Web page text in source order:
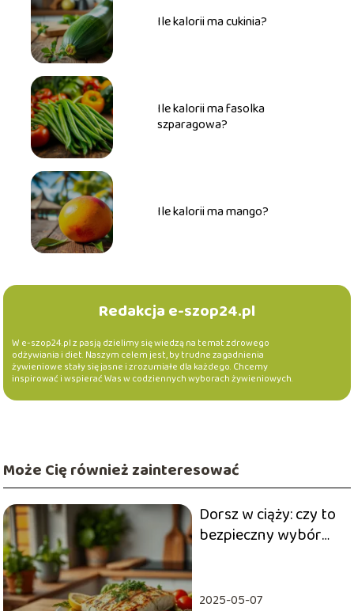
Ile kalorii ma cukinia?
Ile kalorii ma fasolka
szparagowa?
Ile kalorii ma mango?
Redakcja e-szop24.pl
W e-szop24.pl z pasją dzielimy się wiedzą na temat zdrowego
odżywiania i diet. Naszym celem jest, by trudne zagadnienia
żywieniowe stały się jasne i zrozumiałe dla każdego. Chcemy
inspirować i wspierać Was w codziennych wyborach żywieniowych.
Może Cię również zainteresować
Dorsz w ciąży: czy to
bezpieczny wybór
2025-05-07